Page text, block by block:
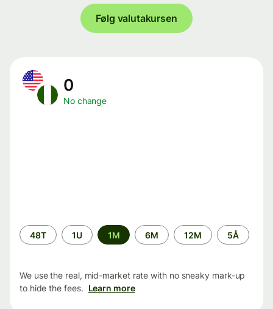
Følg valutakursen
0
No change
Time
period
48T 1U 1M 6M 12M 5Å
We use the real, mid-market rate with no sneaky mark-up
to hide the fees. Learn more